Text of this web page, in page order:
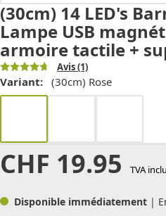
(30cm) 14 LED's
Lampe USB
armoire tactile +
Avis(1)
Variant: (30cm) Rose
CHF 19.95 TVA
Disponible immédiatement |